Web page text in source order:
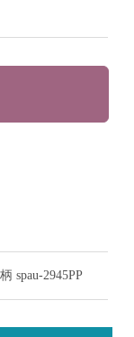
spau-2945PP